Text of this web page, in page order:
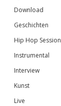
Download
Geschichten
Hip Hop Session
Instrumental
Interview
Kunst
Live